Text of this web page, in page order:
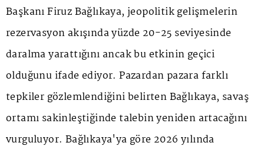
Başkanı Firuz Bağlıkaya, jeopolitik gelişmelerin
rezervasyon akışında yüzde 20-25 seviyesinde
daralma yarattığını ancak bu etkinin geçici
olduğunu ifade ediyor. Pazardan pazara farklı
tepkiler gözlemlendiğini belirten Bağlıkaya, savaş
ortamı sakinleştiğinde talebin yeniden artacağını
vurguluyor. Bağlıkaya'ya göre 2026 yılında